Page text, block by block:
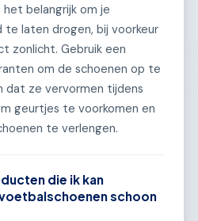
het belangrijk om je
laten drogen, bij voorkeur
zonlicht. Gebruik een
om de schoenen op te
dat ze vervormen tijdens
geurtjes te voorkomen en
te verlengen.
die ik kan
schoon